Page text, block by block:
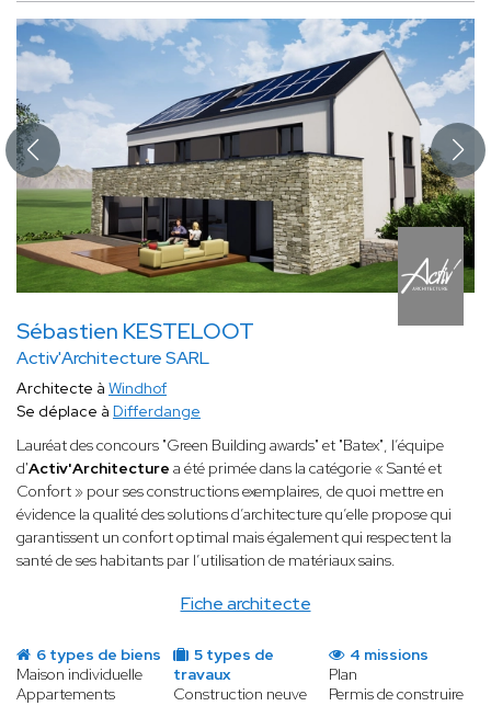
Sébastien KESTELOOT
Activ'Architecture SARL
Fiche architecte
Architecte à Windhof
Se déplace à Differdange
Lauréat des concours "Green Building awards" et "Batex", l’équipe
d'Activ'Architecture a été primée dans la catégorie « Santé et
Confort » pour ses constructions exemplaires, de quoi mettre en
évidence la qualité des solutions d’architecture qu’elle propose qui
garantissent un confort optimal mais également qui respectent la
santé de ses habitants par l’utilisation de matériaux sains.
6 types de biens
Maison individuelle
Appartements
5 types de
travaux
Construction neuve
4 missions
Plan
Permis de construire